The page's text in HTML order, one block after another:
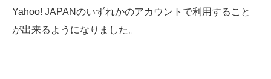
Yahoo! JAPANのいずれかのアカウントで利用すること
が出来るようになりました。